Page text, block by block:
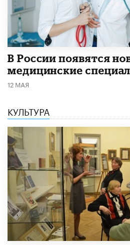
В России появятся
медицинские
12 МАЯ
КУЛЬТУРА